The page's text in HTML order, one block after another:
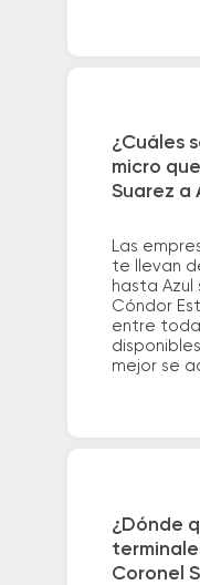
¿Cuáles
micro
Suarez a
Las
te llevan
hasta Azul
Cóndor
entre
mejor se
¿Dónde
Coronel